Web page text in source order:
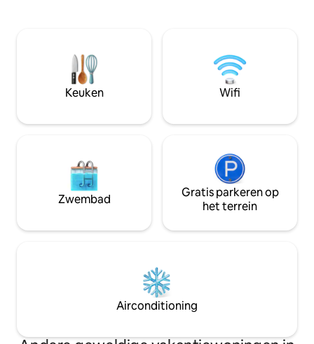
elektriciteitsrekeningen door de gasten
betaald en moet het appartement in
dezelfde staat worden geretourneerd.
Airconditioning beschikbaar in één
comfortabel verblijf bij ons in Ameer
Keuken Wifi
Zwembad
Gratis parkeren op
het terrein
Airconditioning